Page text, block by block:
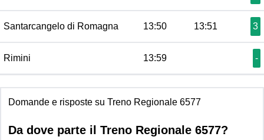
Santarcangelo di Romagna 13:50 13:51 3
Rimini 13:59 -
Domande e risposte su Treno Regionale 6577
Da dove parte il Treno Regionale 6577?